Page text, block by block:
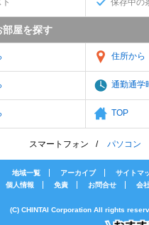
保存中の
部屋を探す
住所から
通勤通学
TOP
スマートフォン パソコン
地域一覧 アーカイブ
サイトマ
個人情報
免責 お問合せ 会
(C) CHINTAI Corporation All rights